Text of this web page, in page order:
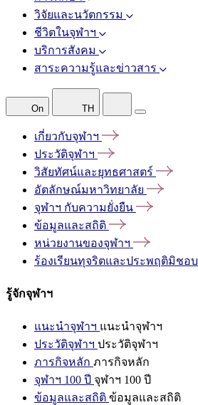
วิจัยและนวัตกรรม
ชีวิตในจุฬาฯ
บริการสังคม
สาระความรู้และข่าวสาร
On TH
เกี่ยวกับจุฬาฯ
ประวัติจุฬาฯ
วิสัยทัศน์และยุทธศาสตร์
อัตลักษณ์มหาวิทยาลัย
จุฬาฯ กับความยั่งยืน
ข้อมูลและสถิติ
หน่วยงานของจุฬาฯ
ร้องเรียนทุจริตและประพฤติมิชอบ
รู้จักจุฬาฯ
แนะนำจุฬาฯ แนะนำจุฬาฯ
ประวัติจุฬาฯ ประวัติจุฬาฯ
ภารกิจหลัก ภารกิจหลัก
จุฬาฯ 100 ปี จุฬาฯ 100 ปี
ข้อมูลและสถิติ ข้อมูลและสถิติ